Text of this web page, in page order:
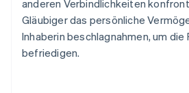
anderen Verbindlichkeiten
Gläubiger das persönliche
Inhaberin beschlagnahmen, um die
befriedigen.